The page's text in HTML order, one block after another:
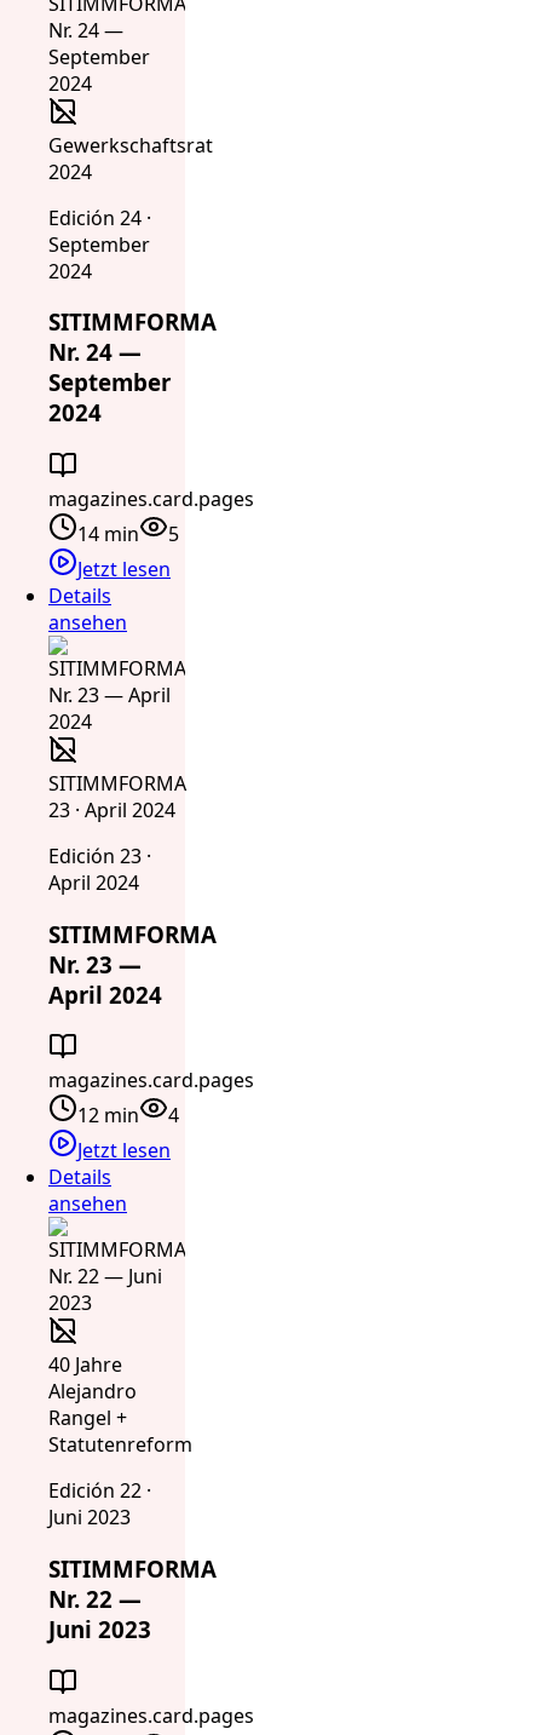
Gewerkschaftsrat
2024
Edición 24 ·
September
2024
SITIMMFORMA
Nr. 24 —
September
2024
magazines.card.pages
14 min
5
Jetzt lesen
Details
ansehen
SITIMMFORMA
23 · April 2024
Edición 23 ·
April 2024
SITIMMFORMA
Nr. 23 —
April 2024
magazines.card.pages
12 min
4
Jetzt lesen
Details
ansehen
40 Jahre
Alejandro
Rangel +
Statutenreform
Edición 22 ·
Juni 2023
SITIMMFORMA
Nr. 22 —
Juni 2023
magazines.card.pages